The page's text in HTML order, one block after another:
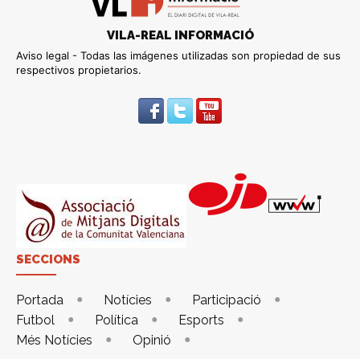
VILA-REAL INFORMACIÓ
Aviso legal - Todas las imágenes utilizadas son propiedad de sus
respectivos propietarios.
SECCIONS
Portada Notícies
Participació
Futbol
Política
Esports
Més Notícies
Opinió